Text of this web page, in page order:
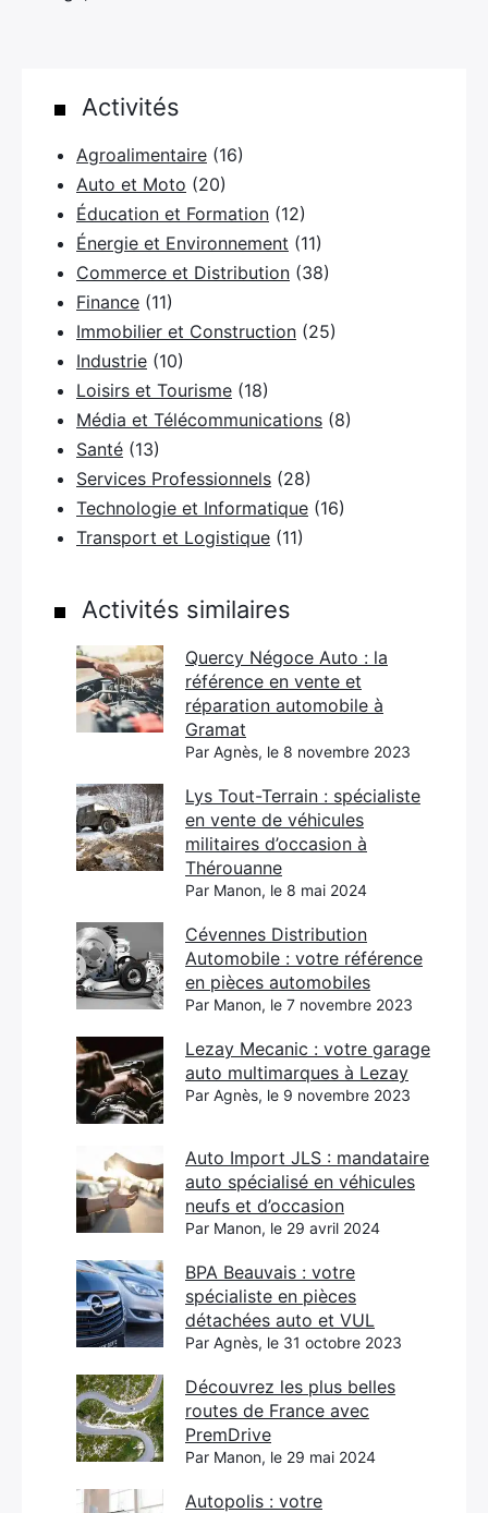
Activités
Agroalimentaire (16)
Auto et Moto (20)
Éducation et Formation (12)
Énergie et Environnement (11)
Commerce et Distribution (38)
Finance (11)
Immobilier et Construction (25)
Industrie (10)
Loisirs et Tourisme (18)
Média et Télécommunications (8)
Santé (13)
Services Professionnels (28)
Technologie et Informatique (16)
Transport et Logistique (11)
Activités similaires
Quercy Négoce Auto : la
référence en vente et
réparation automobile à
Gramat
Par Agnès, le 8 novembre 2023
Lys Tout-Terrain : spécialiste
en vente de véhicules
militaires d’occasion à
Thérouanne
Par Manon, le 8 mai 2024
Cévennes Distribution
Automobile : votre référence
en pièces automobiles
Par Manon, le 7 novembre 2023
Lezay Mecanic : votre garage
auto multimarques à Lezay
Par Agnès, le 9 novembre 2023
Auto Import JLS : mandataire
auto spécialisé en véhicules
neufs et d’occasion
Par Manon, le 29 avril 2024
BPA Beauvais : votre
spécialiste en pièces
détachées auto et VUL
Par Agnès, le 31 octobre 2023
Découvrez les plus belles
routes de France avec
PremDrive
Par Manon, le 29 mai 2024
Autopolis : votre
Rechercher
: